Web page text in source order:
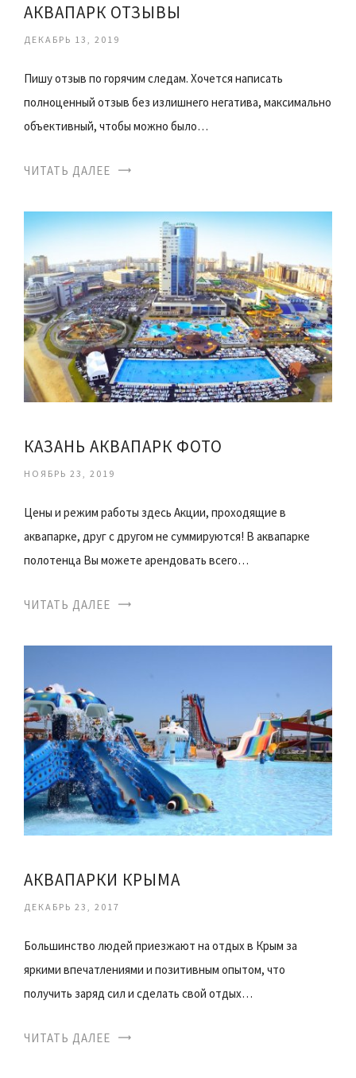
АКВАПАРК ОТЗЫВЫ
ДЕКАБРЬ 13, 2019
Пишу отзыв по горячим следам. Хочется написать
полноценный отзыв без излишнего негатива, максимально
объективный, чтобы можно было…
ЧИТАТЬ ДАЛЕЕ
КАЗАНЬ АКВАПАРК ФОТО
НОЯБРЬ 23, 2019
Цены и режим работы здесь Акции, проходящие в
аквапарке, друг с другом не суммируются! В аквапарке
полотенца Вы можете арендовать всего…
ЧИТАТЬ ДАЛЕЕ
АКВАПАРКИ КРЫМА
ДЕКАБРЬ 23, 2017
Большинство людей приезжают на отдых в Крым за
яркими впечатлениями и позитивным опытом, что
получить заряд сил и сделать свой отдых…
ЧИТАТЬ ДАЛЕЕ